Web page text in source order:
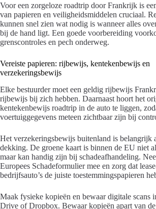
Voor een zorgeloze roadtrip door Frankrijk is
van papieren en veiligheidsmiddelen cruciaal.
kunnen snel zien wat nodig is wanneer alles
bij de hand ligt. Een goede voorbereiding
grenscontroles en pech onderweg.
Vereiste papieren: rijbewijs, kentekenbewijs en
verzekeringsbewijs
Elke bestuurder moet een geldig rijbewijs
rijbewijs bij zich hebben. Daarnaast hoort het
kentekenbewijs roadtrip in de auto te liggen,
voertuiggegevens meteen zichtbaar zijn bij
Het verzekeringsbewijs buitenland is belangrijk
dekking. De groene kaart is binnen de EU niet
maar kan handig zijn bij schadeafhandeling.
Europees Schadeformulier mee en zorg dat
bedrijfsauto’s de juiste toestemmingspapieren
Maak fysieke kopieën en bewaar digitale scans
Drive of Dropbox. Bewaar kopieën apart van